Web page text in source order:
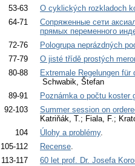
53-63
O cyklických rozkladoch
64-71
Сопряженные сети
прямых переменного
72-76
Pologrupa neprázdných
77-79
O jisté třídě prostých
80-88
Extremale Regelungen
Schwabik, Štefan
89-91
Poznámka o počtu koster
92-103
Summer session on
Katriňák, T.; Fiala, F.;
104
Úlohy a problémy.
105-112
Recense.
113-117
60 let prof. Dr. Josefa